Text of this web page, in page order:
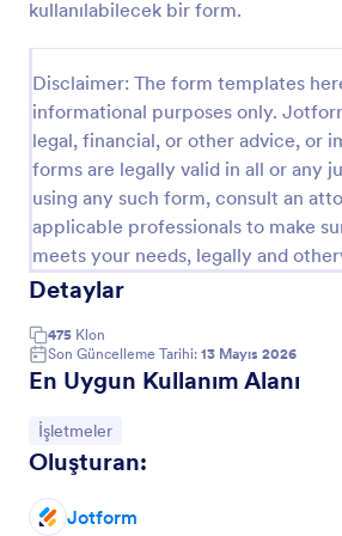
kullanılabilecek bir form.
Disclaimer: The form templates
informational purposes only.
legal, financial, or other advice, or
forms are legally valid in all or any
using any such form, consult an
applicable professionals to make
meets your needs, legally and
Detaylar
475 Klon
Son Güncelleme Tarihi: 13 Mayıs 2026
En Uygun Kullanım Alanı
Kategoriye git:
İşletmeler
Oluşturan:
Jotform
Önizleme